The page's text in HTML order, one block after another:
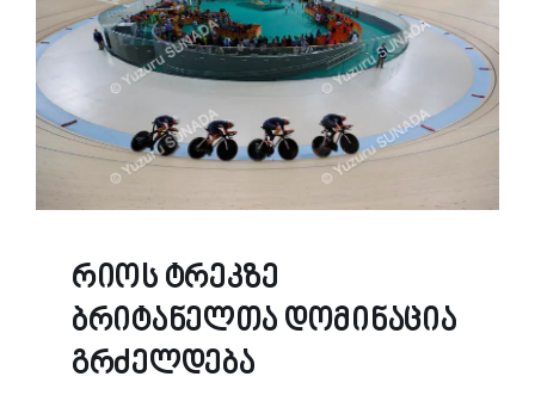
Რიოს Ტრეკზე
Ბრიტანელთა Დომინაცია
Გრძელდება